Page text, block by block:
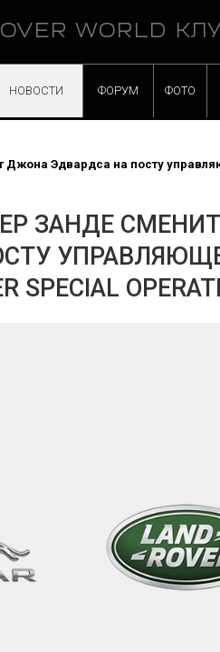
WORLD
НОВОСТИ ФОРУМ ФОТО
Эдвардса на посту
ЗАНДЕ
SPECIAL